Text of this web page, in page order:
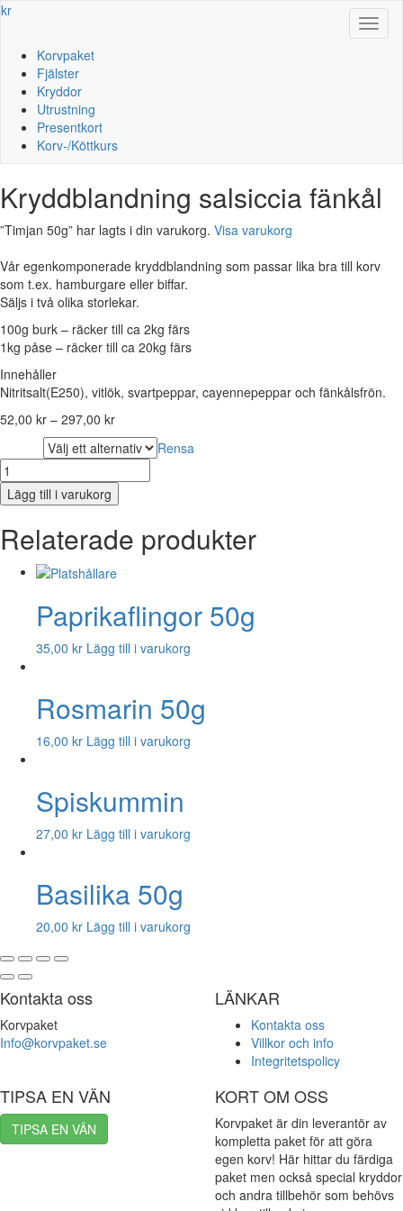
kr
Korvpaket
Fjälster
Kryddor
Utrustning
Presentkort
Korv-/Köttkurs
Kryddblandning salsiccia fänkål
”Timjan 50g” har lagts i din varukorg. Visa varukorg
Vår egenkomponerade kryddblandning som passar lika bra till korv
som t.ex. hamburgare eller biffar.
Säljs i två olika storlekar.
100g burk – räcker till ca 2kg färs
1kg påse – räcker till ca 20kg färs
Innehåller
Nitritsalt(E250), vitlök, svartpeppar, cayennepeppar och fänkålsfrön.
52,00 kr – 297,00 kr
Rensa
Kryddblandning
salsiccia
fänkål
Lägg till i varukorg
Relaterade produkter
Paprikaflingor 50g
35,00 kr Lägg till i varukorg
Rosmarin 50g
16,00 kr Lägg till i varukorg
Spiskummin
27,00 kr Lägg till i varukorg
Basilika 50g
20,00 kr Lägg till i varukorg
Kontakta oss
Korvpaket
Info@korvpaket.se
LÄNKAR
Kontakta oss
Villkor och info
Integritetspolicy
TIPSA EN VÄN
TIPSA EN VÄN
KORT OM OSS
Korvpaket är din leverantör av
kompletta paket för att göra
egen korv! Här hittar du färdiga
paket men också special kryddor
och andra tillbehör som behövs